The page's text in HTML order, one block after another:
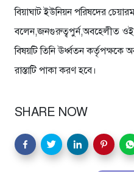
বিয়াঘাট ইউনিয়ন পরিষদের
বলেন,জনগুরুত্বপুর্ন,অবহেলীত ওই
বিষয়টি তিনি ঊর্ধ্বতন
রাস্তাটি পাকা করণ হবে।
SHARE NOW